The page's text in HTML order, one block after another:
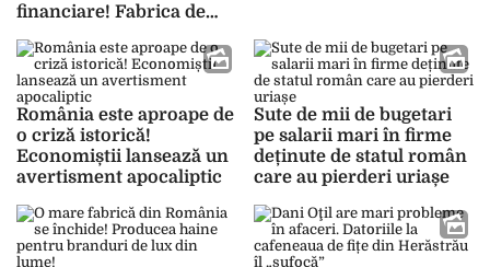
financiare! Fabrica de
insolvență!
România este aproape de
o criză istorică!
Economiștii lansează un
avertisment apocaliptic
Sute de mii de bugetari
pe salarii mari în firme
deținute de statul român
care au pierderi uriașe